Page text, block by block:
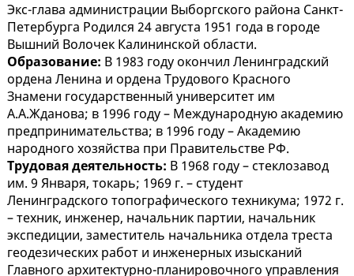
Экс-глава администрации Выборгского района Санкт-
Петербурга Родился 24 августа 1951 года в городе
Вышний Волочек Калининской области.
Образование: В 1983 году окончил Ленинградский
ордена Ленина и ордена Трудового Красного
Знамени государственный университет им
А.А.Жданова; в 1996 году – Международную академию
предпринимательства; в 1996 году – Академию
народного хозяйства при Правительстве РФ.
Трудовая деятельность: В 1968 году – стеклозавод
им. 9 Января, токарь; 1969 г. – студент
Ленинградского топографического техникума; 1972 г.
– техник, инженер, начальник партии, начальник
экспедиции, заместитель начальника отдела треста
геодезических работ и инженерных изысканий
Главного архитектурно-планировочного управления